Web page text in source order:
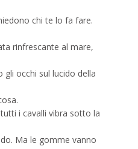
chi te lo fa fare.
rinfrescante al mare,
gli occhi sul lucido della
i cavalli vibra sotto la
Ma le gomme vanno